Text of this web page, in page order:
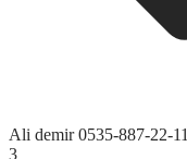
Ali demir0535-887-22-11
3